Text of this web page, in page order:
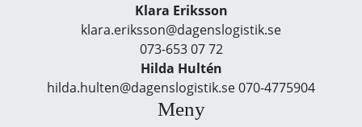
Klara Eriksson
klara.eriksson@dagenslogistik.se
073-653 07 72
Hilda Hultén
hilda.hulten@dagenslogistik.se 070-4775904
Meny